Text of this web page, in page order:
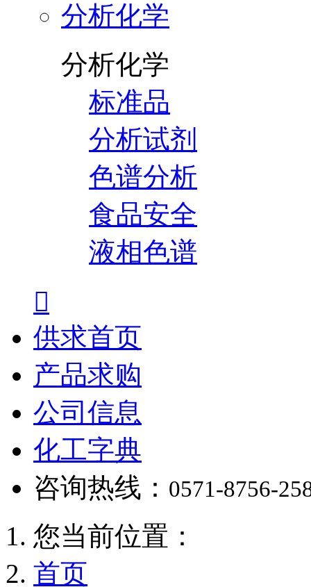
分析化学
分析化学
标准品
分析试剂
色谱分析
食品安全
液相色谱

供求首页
产品求购
公司信息
化工字典
咨询热线： 0571-8756-
您当前位置：
首页